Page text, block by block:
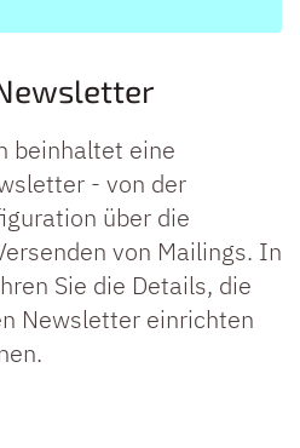
beinhaltet eine
- von der
über die
von Mailings. In
Sie die Details, die
Newsletter einrichten